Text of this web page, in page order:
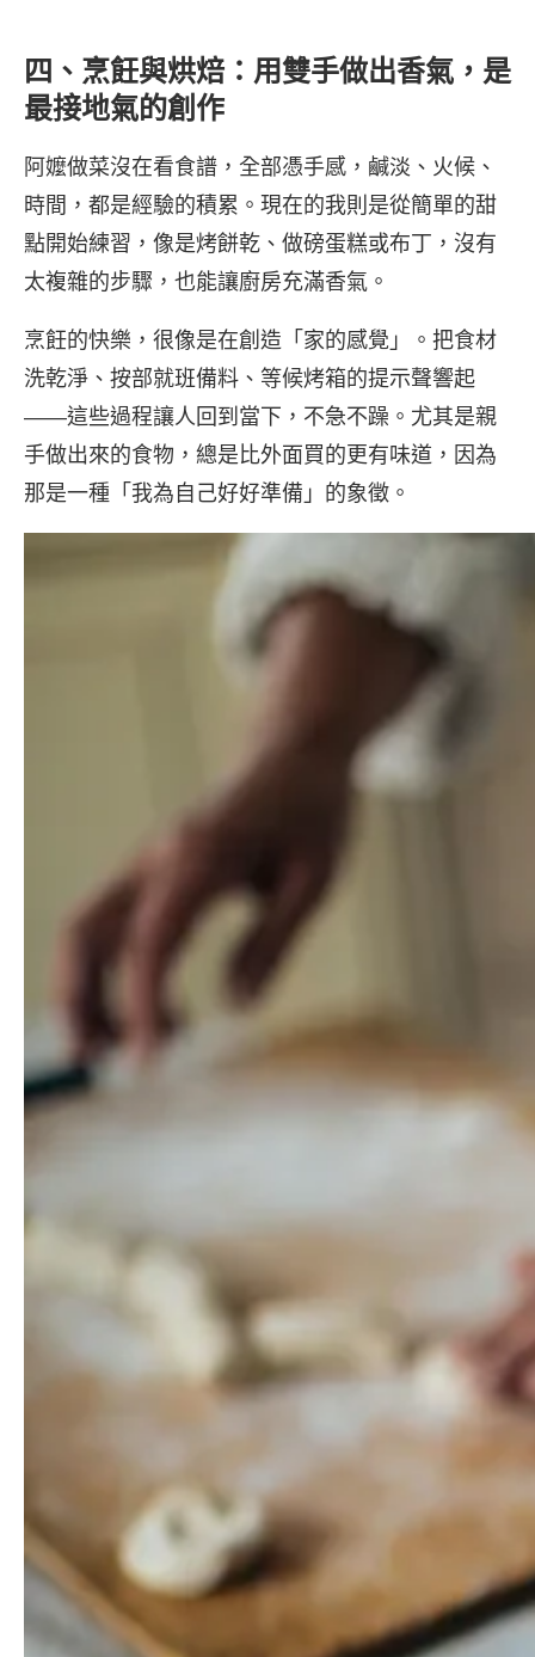
四、烹飪與烘焙：用雙手做出香氣，是
最接地氣的創作
阿嬤做菜沒在看食譜，全部憑手感，鹹淡、火候、
時間，都是經驗的積累。現在的我則是從簡單的甜
點開始練習，像是烤餅乾、做磅蛋糕或布丁，沒有
太複雜的步驟，也能讓廚房充滿香氣。
烹飪的快樂，很像是在創造「家的感覺」。把食材
洗乾淨、按部就班備料、等候烤箱的提示聲響起
——這些過程讓人回到當下，不急不躁。尤其是親
手做出來的食物，總是比外面買的更有味道，因為
那是一種「我為自己好好準備」的象徵。